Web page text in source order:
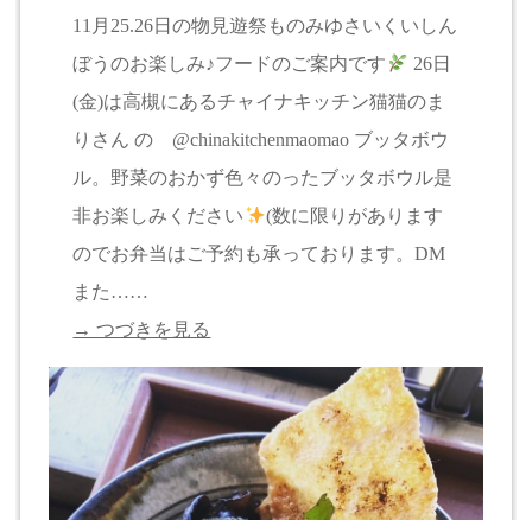
11月25.26日の物見遊祭ものみゆさいくいしん
ぼうのお楽しみ♪フードのご案内です
26日
(金)は高槻にあるチャイナキッチン猫猫のま
りさん の @chinakitchenmaomao ブッタボウ
ル。野菜のおかず色々のったブッタボウル是
非お楽しみください
(数に限りがあります
のでお弁当はご予約も承っております。DM
また……
→ つづきを見る